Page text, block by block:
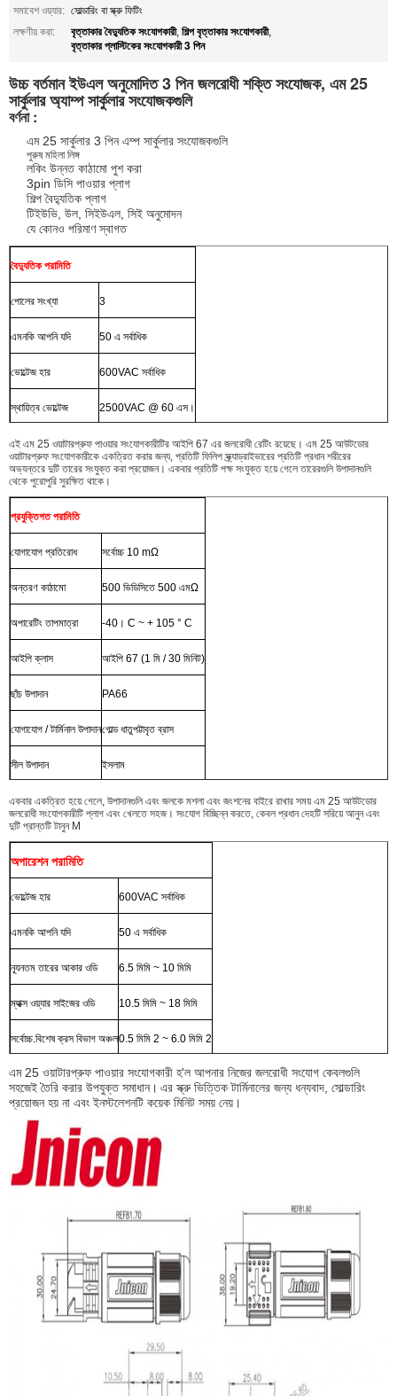
সমাবেশ ওয়্যার: সোল্ডারিং বা স্ক্রু ফিটিং
লক্ষণীয় করা:
বৃত্তাকার বৈদ্যুতিক সংযোগকারী, শিল্প বৃত্তাকার সংযোগকারী,
বৃত্তাকার প্লাস্টিকের সংযোগকারী 3 পিন
উচ্চ বর্তমান ইউএল অনুমোদিত 3 পিন জলরোধী শক্তি সংযোজক, এম 25
সার্কুলার অ্যাম্প সার্কুলার সংযোজকগুলি
বর্ণনা:
এম 25 সার্কুলার 3 পিন এম্প সার্কুলার সংযোজকগুলি
পুরুষ মহিলা লিঙ্গ
লকিং উন্নত কাঠামো পুশ করা
3pin ডিসি পাওয়ার প্লাগ
শিল্পবৈদ্যুতিক প্লাগ
টিইউভি, উল, সিইউএল, সিই অনুমোদন
যে কোনও পরিমাণ স্বাগত
বৈদ্যুতিক পরামিতি
পোলের সংখ্যা 3
এমনকি আপনি যদি 50 এ সর্বাধিক
ভোল্টেজ হার 600VAC সর্বাধিক
স্থায়িত্ব ভোল্টেজ 2500VAC @ 60 এস।
এই এম 25 ওয়াটারপ্রুফ পাওয়ার সংযোগকারীটির আইপি 67 এর জলরোধী রেটিং রয়েছে। এম 25 আউটডোর
ওয়াটারপ্রুফ সংযোগকারীকে একত্রিত করার জন্য, প্রতিটি ফিলিপ স্ক্র্যাড্রাইভারের প্রতিটি প্রধান শরীরের
অভ্যন্তরে দুটি তারের সংযুক্ত করা প্রয়োজন। একবার প্রতিটি পক্ষ সংযুক্ত হয়ে গেলে তারেরগুলি উপাদানগুলি
থেকে পুরোপুরি সুরক্ষিত থাকে।
প্রযুক্তিগত পরামিতি
যোগাযোগ প্রতিরোধ সর্বোচ্চ 10 mΩ
অন্তরণ কাঠামো 500 ভিডিসিতে 500 এমΩ
অপারেটিং তাপমাত্রা -40। C ~ + 105 ° C
আইপি ক্লাস আইপি 67 (1 মি / 30 মিনিট)
ছাঁচ উপাদান PA66
যোগাযোগ / টার্মিনাল উপাদানগোল্ড ধাতুপট্টাবৃত ব্রাস
সীল উপাদান ইসলাম
একবার একত্রিত হয়ে গেলে, উপাদানগুলি এবং জলকে মশলা এবং জংশনের বাইরে রাখার সময় এম 25 আউটডোর
জলরোধী সংযোগকারীটি প্লাগ এবং খেলতে সহজ। সংযোগ বিচ্ছিন্ন করতে, কেবল প্রধান দেহটি সরিয়ে আনুন এবং
দুটি প্রান্তটি টানুন M
অপারেশন পরামিতি
ভোল্টেজ হার 600VAC সর্বাধিক
এমনকি আপনি যদি 50 এ সর্বাধিক
ন্যূনতম তারের আকার ওডি 6.5 মিমি ~ 10 মিমি
ম্যাক্স ওয়্যার সাইজের ওডি 10.5 মিমি ~ 18 মিমি
সর্বোচ্চ.বিশেষ ক্রস বিভাগ অঞ্চল0.5 মিমি 2 ~ 6.0 মিমি 2
এম 25 ওয়াটারপ্রুফ পাওয়ার সংযোগকারী হ'ল আপনার নিজের জলরোধী সংযোগ কেবলগুলি
সহজেই তৈরি করার উপযুক্ত সমাধান। এর স্ক্রু ভিত্তিক টার্মিনালের জন্য ধন্যবাদ, সোল্ডারিং
প্রয়োজন হয় না এবং ইনস্টলেশনটি কয়েক মিনিট সময় নেয়।